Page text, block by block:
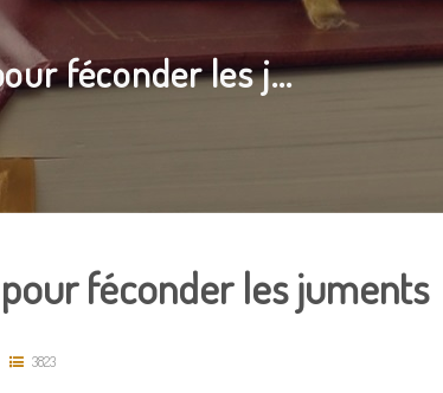
féconder les j...
féconder les juments
3823